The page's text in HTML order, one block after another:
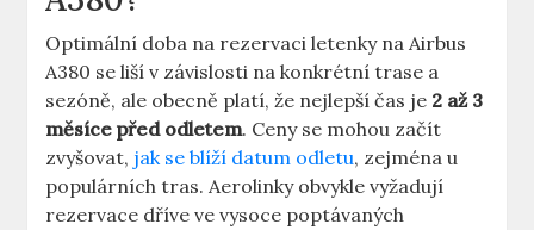
Optimální doba na rezervaci letenky na Airbus
A380 ⁣se ‍liší⁤ v závislosti na konkrétní‍ trase a
⁣sezóně, ⁣ale⁤ obecně platí, že nejlepší čas je 2 až 3
měsíce‌ před odletem. Ceny se mohou začít ​
zvyšovat, jak se blíží datum odletu,⁣ zejména u
populárních​ tras. Aerolinky obvykle vyžadují
rezervace ‍dříve ve vysoce poptávaných